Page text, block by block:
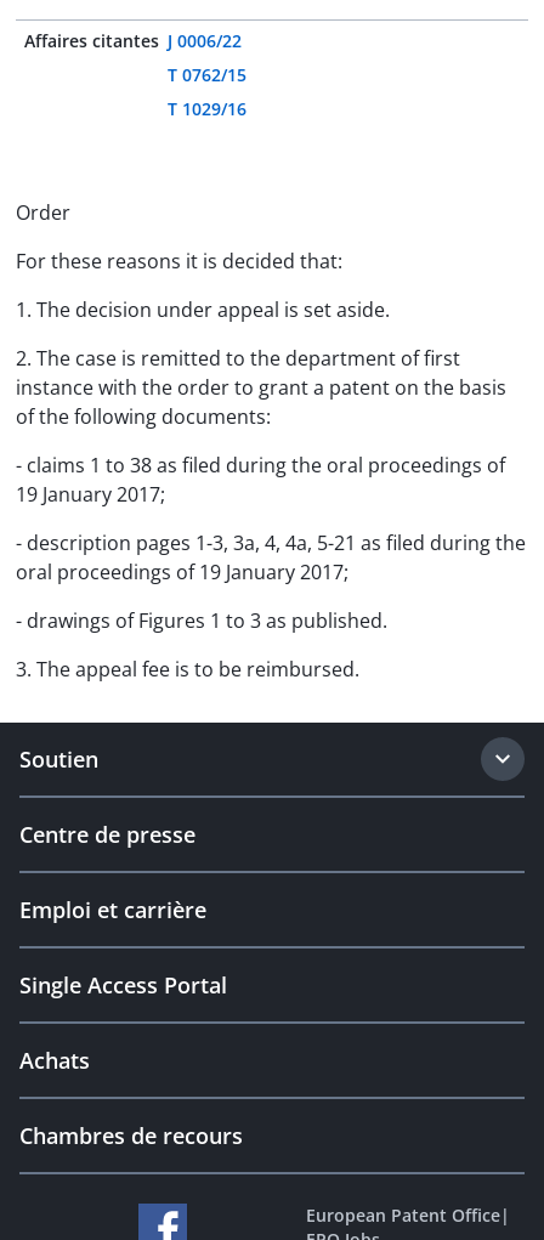
Affaires citantes J 0006/22
T 0762/15
T 1029/16
Order
For these reasons it is decided that:
1. The decision under appeal is set aside.
2. The case is remitted to the department of first
instance with the order to grant a patent on the basis
of the following documents:
- claims 1 to 38 as filed during the oral proceedings of
19 January 2017;
- description pages 1-3, 3a, 4, 4a, 5-21 as filed during the
oral proceedings of 19 January 2017;
- drawings of Figures 1 to 3 as published.
3. The appeal fee is to be reimbursed.
Soutien
Centre de presse
Emploi et carrière
Single Access Portal
Achats
Chambres de recours
European Patent Office|